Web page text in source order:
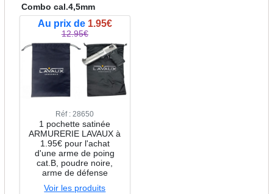
Combo cal.4,5mm
Au prix de 1.95€
12.95€
Réf : 28650
1 pochette satinée
ARMURERIE LAVAUX à
1.95€ pour l'achat
d'une arme de poing
cat.B, poudre noire,
arme de défense
Voir les produits